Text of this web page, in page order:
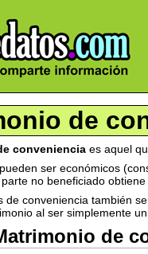
de
conveniencia es aquel
ser económicos
no beneficiado
de conveniencia también
al ser simplemente un
de